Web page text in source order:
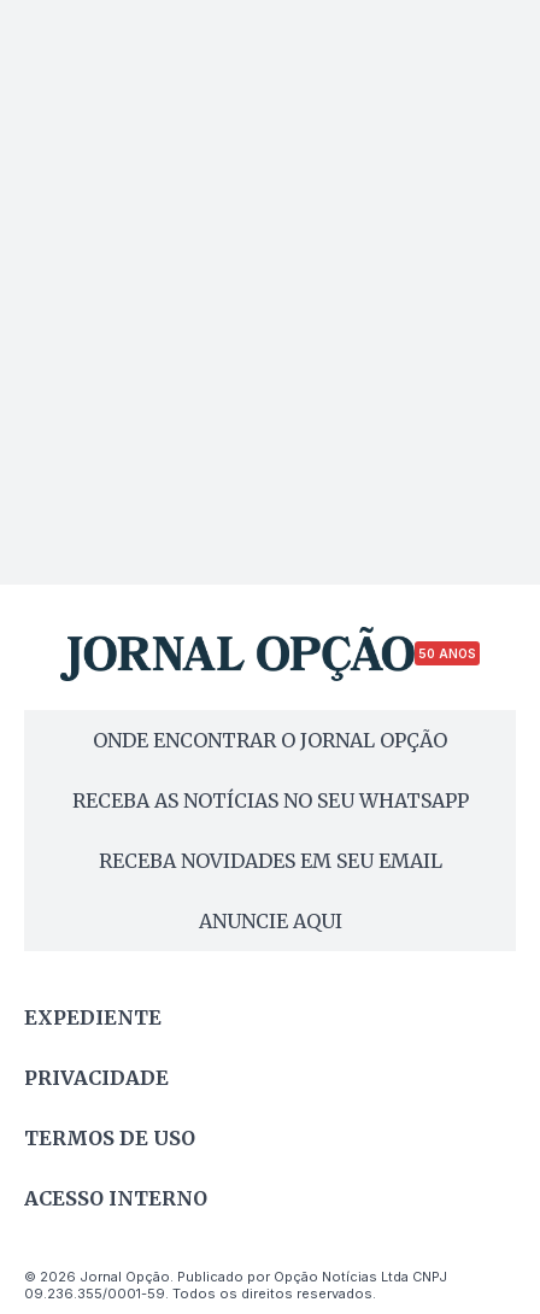
50 ANOS
ONDE ENCONTRAR O JORNAL OPÇÃO
RECEBA AS NOTÍCIAS NO SEU WHATSAPP
RECEBA NOVIDADES EM SEU EMAIL
ANUNCIE AQUI
EXPEDIENTE
PRIVACIDADE
TERMOS DE USO
ACESSO INTERNO
© 2026 Jornal Opção. Publicado por Opção Notícias Ltda CNPJ
09.236.355/0001-59. Todos os direitos reservados.